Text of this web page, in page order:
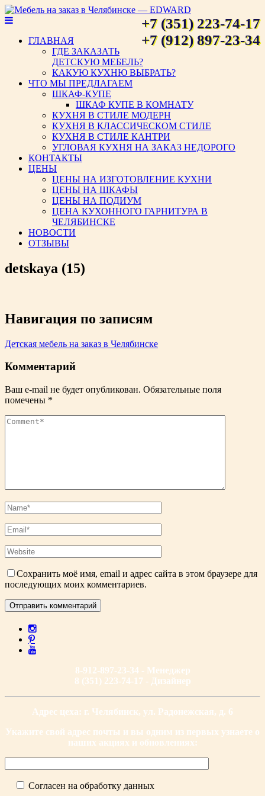
Мебель на заказ в Челябинске
— EDWARD
+7 (351) 223-74-17
+7 (912) 897-23-34
ГЛАВНАЯ
ГДЕ ЗАКАЗАТЬ
ДЕТСКУЮ МЕБЕЛЬ?
КАКУЮ КУХНЮ ВЫБРАТЬ?
ЧТО МЫ ПРЕДЛАГАЕМ
ШКАФ-КУПЕ
ШКАФ КУПЕ В КОМНАТУ
КУХНЯ В СТИЛЕ МОДЕРН
КУХНЯ В КЛАССИЧЕСКОМ СТИЛЕ
КУХНЯ В СТИЛЕ КАНТРИ
УГЛОВАЯ КУХНЯ НА ЗАКАЗ НЕДОРОГО
КОНТАКТЫ
ЦЕНЫ
ЦЕНЫ НА ИЗГОТОВЛЕНИЕ КУХНИ
ЦЕНЫ НА ШКАФЫ
ЦЕНЫ НА ПОДИУМ
ЦЕНА КУХОННОГО ГАРНИТУРА В
ЧЕЛЯБИНСКЕ
НОВОСТИ
ОТЗЫВЫ
detskaya (15)
Навигация по записям
Детская мебель на заказ в Челябинске
Комментарий
Ваш e-mail не будет опубликован. Обязательные поля
помечены *
Сохранить моё имя, email и адрес сайта в этом браузере для
последующих моих комментариев.
8-912-897-23-34 - Менеджер
8 (351) 223-74-17 - Дизайнер
Адрес цеха: г. Челябинск, ул. Радонежская, д. 6
Укажите свой адрес почты и вы одним из первых узнаете о
наших акциях и обновлениях:
Согласен на обработку данных